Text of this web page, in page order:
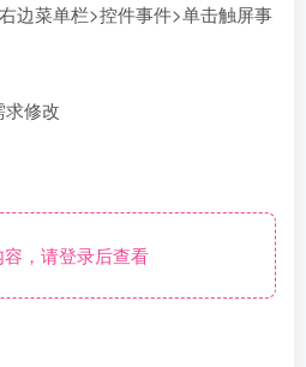
边菜单栏>控件事件>单击触屏事
修改
，请登录后查看